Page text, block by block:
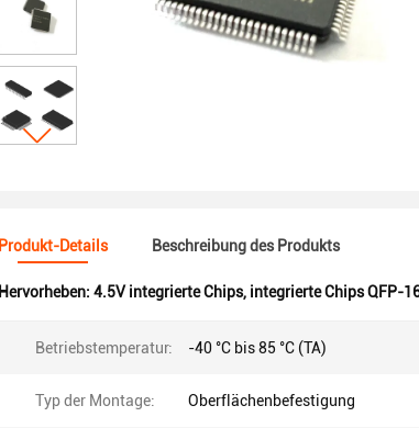
Produkt-Details Beschreibung des Produkts
Hervorheben: 4.5V integrierte Chips, integrierte Chips QFP-
Betriebstemperatur: -40 °C bis 85 °C (TA)
Typ der Montage: Oberflächenbefestigung